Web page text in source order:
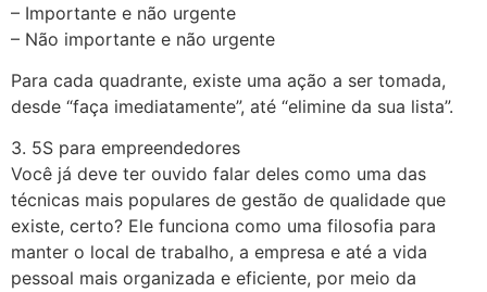
– Importante e não urgente
– Não importante e não urgente
Para cada quadrante, existe uma ação a ser tomada,
desde “faça imediatamente”, até “elimine da sua lista”.
3. 5S para empreendedores
Você já deve ter ouvido falar deles como uma das
técnicas mais populares de gestão de qualidade que
existe, certo? Ele funciona como uma filosofia para
manter o local de trabalho, a empresa e até a vida
pessoal mais organizada e eficiente, por meio da